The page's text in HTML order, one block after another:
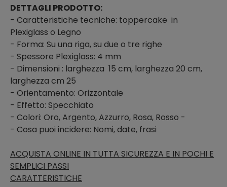
DETTAGLI PRODOTTO:
- Caratteristiche tecniche: toppercake in
Plexiglass o Legno
- Forma: Su una riga, su due o tre righe
- Spessore Plexiglass: 4 mm
- Dimensioni : larghezza 15 cm, larghezza 20 cm,
larghezza cm 25
- Orientamento: Orizzontale
- Effetto: Specchiato
- Colori: Oro, Argento, Azzurro, Rosa, Rosso -
- Cosa puoi incidere: Nomi, date, frasi
ACQUISTA ONLINE IN TUTTA SICUREZZA E IN POCHI E
SEMPLICI PASSI
CARATTERISTICHE